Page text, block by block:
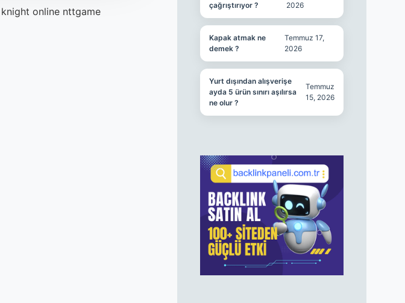
knight online nttgame
çağrıştırıyor ?
2026
Kapak atmak ne
demek ?
Temmuz 17,
2026
Yurt dışından alışverişe
ayda 5 ürün sınırı aşılırsa
ne olur ?
Temmuz
15, 2026